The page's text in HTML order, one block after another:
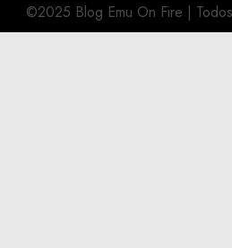
©2025 Blog Emu On Fire |